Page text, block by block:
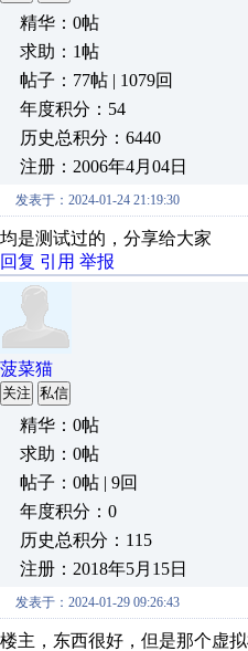
精华：0帖
求助：1帖
帖子：77帖 | 1079回
年度积分：54
历史总积分：6440
注册：2006年4月04日
发表于：2024-01-24 21:19:30
均是测试过的，分享给大家
回复 引用 举报
菠菜猫
关注 私信
精华：0帖
求助：0帖
帖子：0帖 | 9回
年度积分：0
历史总积分：115
注册：2018年5月15日
发表于：2024-01-29 09:26:43
楼主，东西很好，但是那个虚